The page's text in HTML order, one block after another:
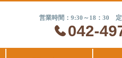
営業時間：9:30～18：30
042-